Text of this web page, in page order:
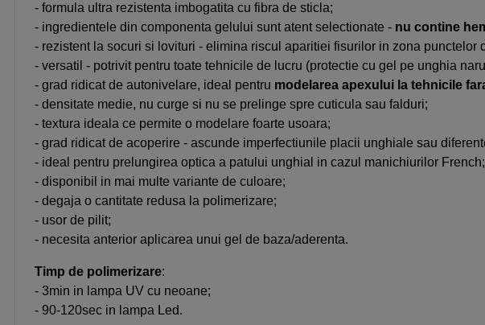
- formula ultra rezistenta imbogatita cu fibra de sticla;
- ingredientele din componenta gelului sunt atent selectionate - nu contine
- rezistent la socuri si lovituri - elimina riscul aparitiei fisurilor in zona punctelor
- versatil - potrivit pentru toate tehnicile de lucru (protectie cu gel pe unghia
- grad ridicat de autonivelare, ideal pentru modelarea apexului la tehnicile
- densitate medie, nu curge si nu se prelinge spre cuticula sau falduri;
- textura ideala ce permite o modelare foarte usoara;
- grad ridicat de acoperire - ascunde imperfectiunile placii unghiale sau
- ideal pentru prelungirea optica a patului unghial in cazul manichiurilor French;
- disponibil in mai multe variante de culoare;
- degaja o cantitate redusa la polimerizare;
- usor de pilit;
- necesita anterior aplicarea unui gel de baza/aderenta.
Timp de polimerizare:
- 3min in lampa UV cu neoane;
- 90-120sec in lampa Led.